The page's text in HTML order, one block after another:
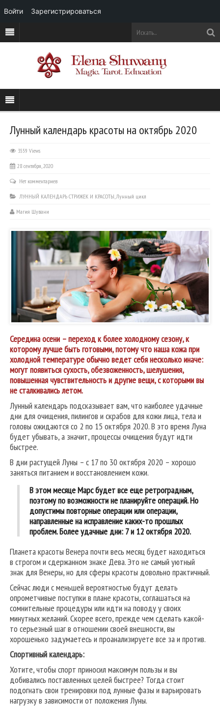
Лунный календарь красоты на октябрь 2020
3559 Views
28 сентября, 2020
Нет комментариев
ЛУННЫЙ КАЛЕНДАРЬ СТРИЖЕК И КРАСОТЫ,Лунный цикл
Магия Шувани
Середина осени – переход к более холодному сезону, к
которому лучше быть готовыми, потому что наша кожа при
холодной температуре обычно ведет себя несколько иначе:
могут появиться сухость, обезвоженность, шелушения,
повышенная чувствительность и другие вещи, с которыми вы
не сталкивались летом.
Лунный календарь подсказывает вам, что наиболее удачные
дни для очищения, пилингов и скрабов для кожи лица, тела и
головы ожидаются со 2 по 15 октября 2020. В это время Луна
будет убывать, а значит, процессы очищения будут идти
быстрее.
В дни растущей Луны – с 17 по 30 октября 2020 – хорошо
заняться питанием и восстановлением кожи.
В этом месяце Марс будет все еще ретроградным,
поэтому по возможности не планируйте операций. Но
допустимы повторные операции или операции,
направленные на исправление каких-то прошлых
проблем. Более удачные дни: 7 и 12 октября 2020.
Планета красоты Венера почти весь месяц будет находиться
в строгом и сдержанном знаке Дева. Это не самый уютный
знак для Венеры, но для сферы красоты довольно практичный.
Сейчас люди с меньшей вероятностью будут делать
опрометчивые поступки в плане красоты, соглашаться на
сомнительные процедуры или идти на поводу у своих
минутных желаний. Скорее всего, прежде чем сделать какой-
то серьезный шаг в отношении своей внешности, вы
хорошенько задумаетесь и проанализируете все за и против.
Спортивный календарь:
Хотите, чтобы спорт приносил максимум пользы и вы
добивались поставленных целей быстрее? Тогда стоит
подогнать свои тренировки под лунные фазы и варьировать
нагрузку в зависимости от положения Луны.
Войти Зарегистрироваться